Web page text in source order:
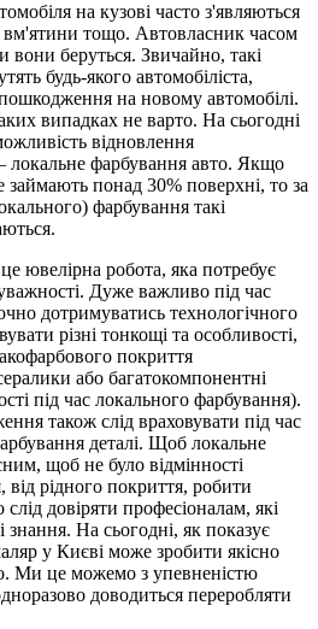
на кузові часто з'являються
вм'ятини тощо. Автовласник часом
вони беруться. Звичайно, такі
будь-якого автомобіліста,
на новому автомобілі.
випадках не варто. На сьогодні
відновлення
локальне фарбування авто. Якщо
понад 30% поверхні, то за
фарбування такі
ювелірна робота, яка потребує
Дуже важливо під час
дотримуватись технологічного
різні тонкощі та особливості,
покриття
або багатокомпонентні
під час локального фарбування).
також слід враховувати під час
деталі. Щоб локальне
щоб не було відмінності
рідного покриття, робити
довіряти професіоналам, які
знання. На сьогодні, як показує
у Києві може зробити якісно
Ми це можемо з упевненістю
доводиться переробляти